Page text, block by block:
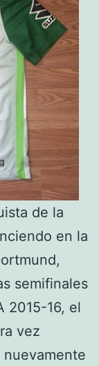
de la
en la
semifinales
2015-16, el
vez